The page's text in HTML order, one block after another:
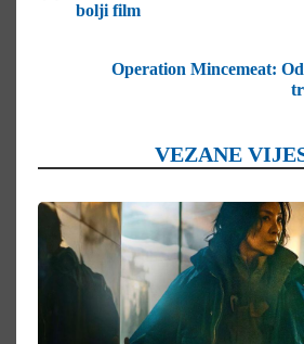
bolji film
Operation Mincemeat:
VEZANE